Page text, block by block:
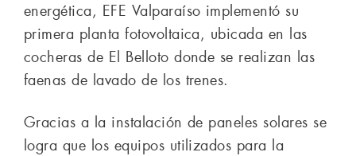
energética, EFE Valparaíso implementó su
primera planta fotovoltaica, ubicada en las
cocheras de El Belloto donde se realizan las
faenas de lavado de los trenes.
Gracias a la instalación de paneles solares se
logra que los equipos utilizados para la